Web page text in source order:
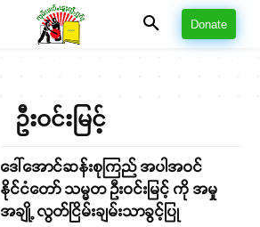
Donate
ဦးဝင်းမြင့်
ဒေါ်အောင်ဆန်းစုကြည် အပါအဝင်
နိုင်ငံတော် သမ္မတ ဦးဝင်းမြင့် ကို အမှု
အချို့ လွတ်ငြိမ်းချမ်းသာခွင့်ပြု